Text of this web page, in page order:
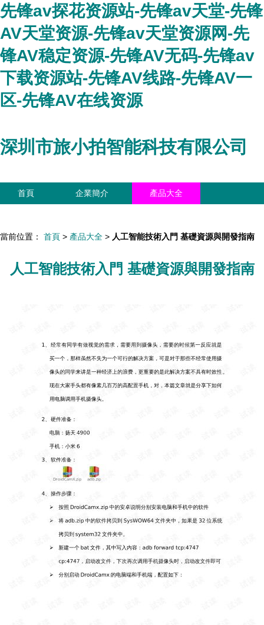
先锋av探花资源站-先锋av天堂-先锋
AV天堂资源-先锋av天堂资源网-先
锋AV稳定资源-先锋AV无码-先锋av
下载资源站-先锋AV线路-先锋AV一
区-先锋AV在线资源
深圳市旅小拍智能科技有限公司
首頁 企業簡介 產品大全
當前位置： 首頁 > 產品大全 > 人工智能技術入門 基礎資源與開發指南
人工智能技術入門 基礎資源與開發指南